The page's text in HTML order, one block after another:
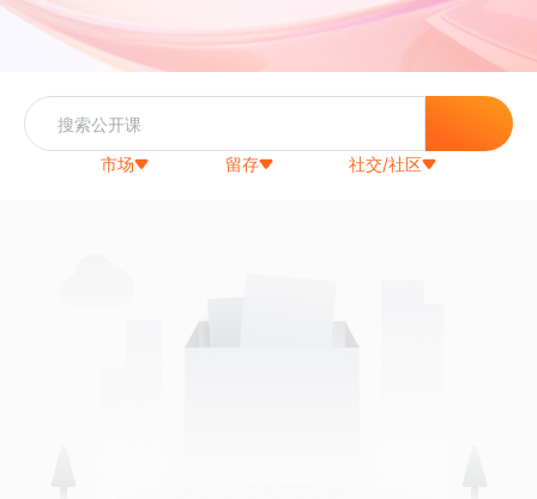
市场 留存 社交/社区